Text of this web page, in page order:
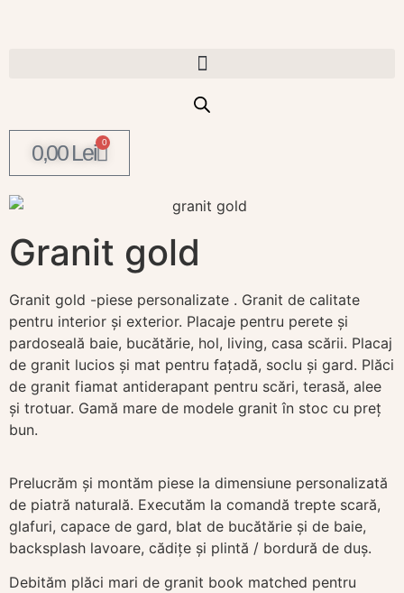
0,00Lei 0
Granit gold
Granit gold -piese personalizate . Granit de calitate
pentru interior și exterior. Placaje pentru perete și
pardoseală baie, bucătărie, hol, living, casa scării. Placaj
de granit lucios și mat pentru fațadă, soclu și gard. Plăci
de granit fiamat antiderapant pentru scări, terasă, alee
și trotuar. Gamă mare de modele granit în stoc cu preț
bun.
Prelucrăm și montăm piese la dimensiune personalizată
de piatră naturală. Executăm la comandă trepte scară,
glafuri, capace de gard, blat de bucătărie și de baie,
backsplash lavoare, cădițe și plintă / bordură de duș.
Debităm plăci mari de granit book matched pentru